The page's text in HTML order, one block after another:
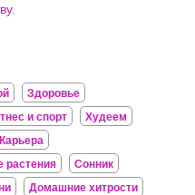
Здоровье
и спорт
Худеем
Карьера
растения
Сонник
Домашние хитрости